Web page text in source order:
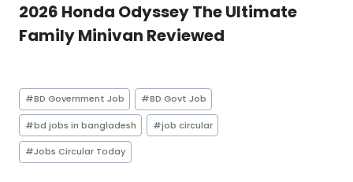
2026 Honda Odyssey The Ultimate
Family Minivan Reviewed
Post
Tags:
#BD Government Job #BD Govt Job
#bd jobs in bangladesh #job circular
#Jobs Circular Today